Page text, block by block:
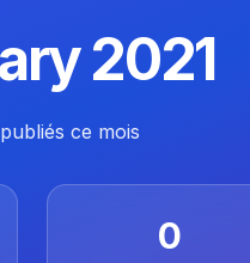
2021
ce mois
0